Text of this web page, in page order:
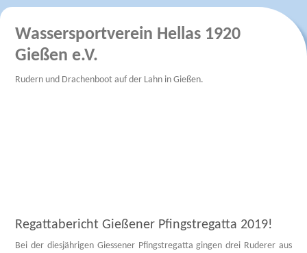
Wassersportverein Hellas 1920
Gießen e.V.
Rudern und Drachenboot auf der Lahn in Gießen.
Regattabericht Gießener Pfingstregatta 2019!
Bei der diesjährigen Giessener Pfingstregatta gingen drei Ruderer aus